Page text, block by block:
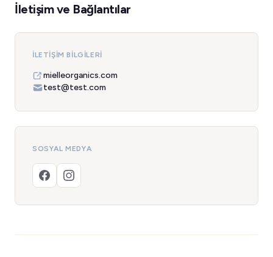
İletişim ve Bağlantılar
İLETIŞIM BILGILERI
mielleorganics.com
test@test.com
SOSYAL MEDYA